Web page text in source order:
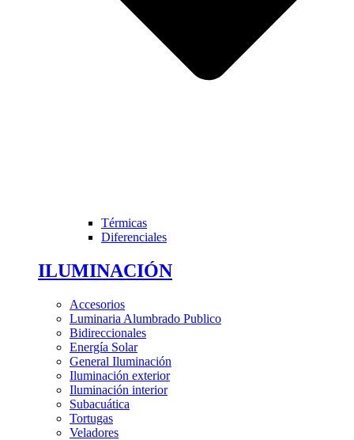
Térmicas
Diferenciales
ILUMINACIÓN
Accesorios
Luminaria Alumbrado Publico
Bidireccionales
Energía Solar
General Iluminación
Iluminación exterior
Iluminación interior
Subacuática
Tortugas
Veladores